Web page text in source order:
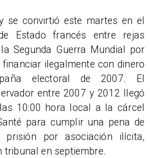
se convirtió este martes en el
Estado francés entre rejas
Segunda Guerra Mundial por
ilegalmente con dinero
electoral de 2007. El
entre 2007 y 2012 llegó
10:00 hora local a la cárcel
para cumplir una pena de
por asociación ilícita,
tribunal en septiembre.